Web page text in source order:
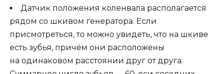
Датчик положения коленвала располагается
рядом со шкивом генератора. Если
присмотреться, то можно увидеть, что на шкиве
есть зубья, причём они расположены
на одинаковом расстоянии друг от друга.